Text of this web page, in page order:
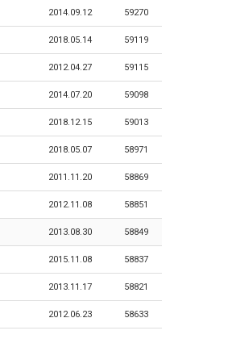
2014.09.12 59270
2018.05.14 59119
2012.04.27 59115
2014.07.20 59098
2018.12.15 59013
2018.05.07 58971
2011.11.20 58869
2012.11.08 58851
2013.08.30 58849
2015.11.08 58837
2013.11.17 58821
2012.06.23 58633